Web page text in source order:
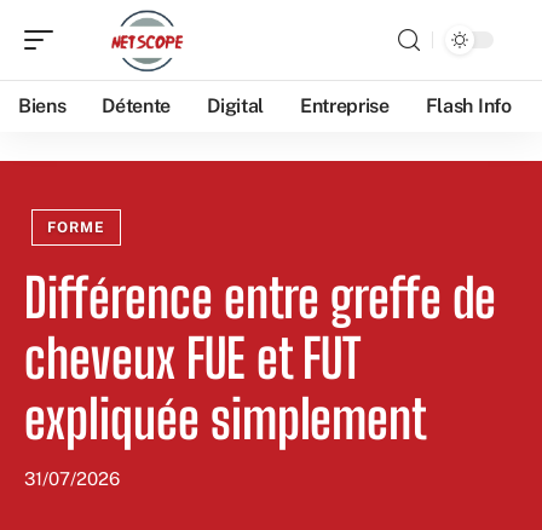
Biens Détente Digital Entreprise Flash Info
FORME
Différence entre greffe de
cheveux FUE et FUT
expliquée simplement
31/07/2026